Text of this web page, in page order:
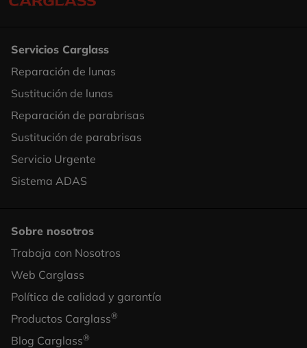
Servicios Carglass
Footer
Column
Reparación de lunas
Sustitución de lunas
Reparación de parabrisas
Sustitución de parabrisas
Servicio Urgente
Sistema ADAS
Sobre nosotros
Footer
Column
Trabaja con Nosotros
Web Carglass
Política de calidad y garantía
Productos Carglass®
Blog Carglass®